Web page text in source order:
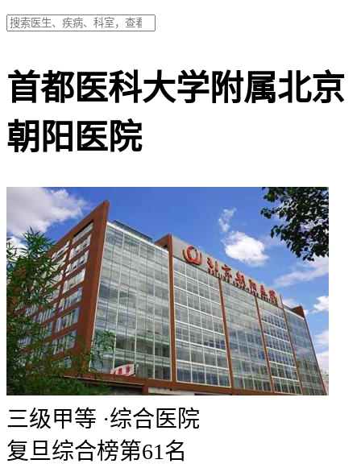
首都医科大学附属北京
朝阳医院
三级甲等 ·综合医院
复旦综合榜第61名